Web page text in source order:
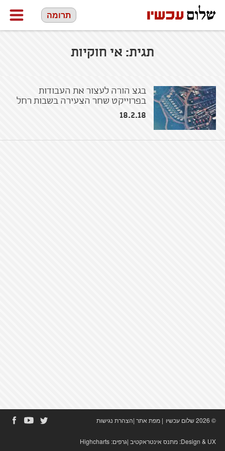
תרומה
תגית: אי חוקיות
בגצ הורה לעצור את העבודות
בפרוייקט שחר הצעירה בשבות רחל
18.2.18
© 2026 שלום עכשיו | מפת אתר|הצהרת נגישות
Design & UX: מתנס אינטראקטיב|גרפים: Highcharts